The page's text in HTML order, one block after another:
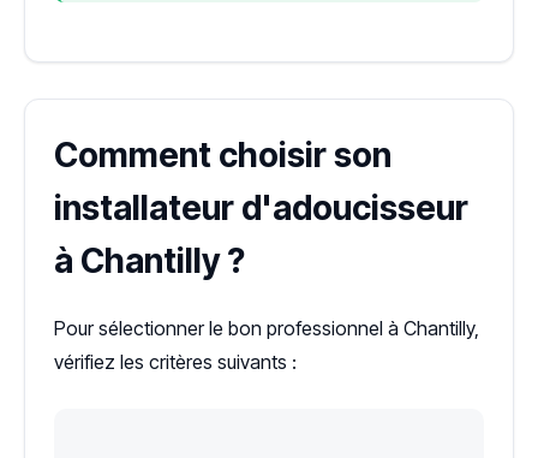
Comment choisir son
installateur d'adoucisseur
à Chantilly ?
Pour sélectionner le bon professionnel à Chantilly,
vérifiez les critères suivants :